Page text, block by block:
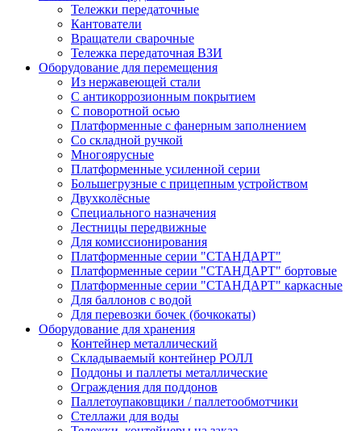
Тележки передаточные
Кантователи
Вращатели сварочные
Тележка передаточная ВЗИ
Оборудование для перемещения
Из нержавеющей стали
С антикоррозионным покрытием
С поворотной осью
Платформенные с фанерным заполнением
Со складной ручкой
Многоярусные
Платформенные усиленной серии
Большегрузные с прицепным устройством
Двухколёсные
Специального назначения
Лестницы передвижные
Для комиссионирования
Платформенные серии "СТАНДАРТ"
Платформенные серии "СТАНДАРТ" бортовые
Платформенные серии "СТАНДАРТ" каркасные
Для баллонов с водой
Для перевозки бочек (бочкокаты)
Оборудование для хранения
Контейнер металлический
Складываемый контейнер РОЛЛ
Поддоны и паллеты металлические
Ограждения для поддонов
Паллетоупаковщики / паллетообмотчики
Стеллажи для воды